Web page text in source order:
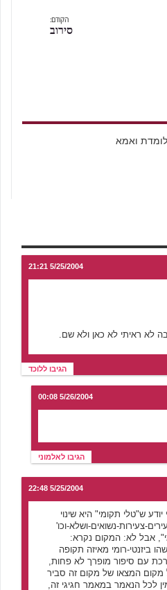
הקודם:
סירוב
ואמא
5/25/2004 21:21
לא ראיתי לא כאן ולא שם.
הגיבו ללוכד
5/26/2004 00:08
הגיבו לאלמוני
5/25/2004 22:48
ש"טלי תקומי" היא שינוי
צעירות-נשואים-ושלא-וכו'
אבל לא: המקום נקרא:
ביזנטי-רומי מאיזה תקופה
עם סיפור מופרך לא פחות,
מקום המצאו של מקום זה סביר
לכל הנאמר במאמר חגיגי זה,